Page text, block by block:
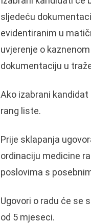
sljedeću
evidentiranim u
uvjerenje o
dokumentaciju u
Ako izabrani
rang liste.
Prije sklapanja
ordinaciju medicine
poslovima s
Ugovori o radu će se
od 5 mjeseci.